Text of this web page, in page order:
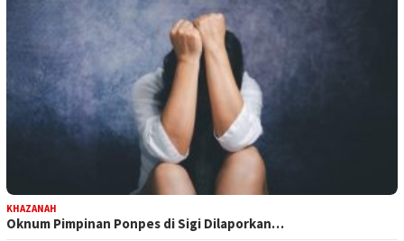
KHAZANAH
Oknum Pimpinan Ponpes di Sigi Dilaporkan…